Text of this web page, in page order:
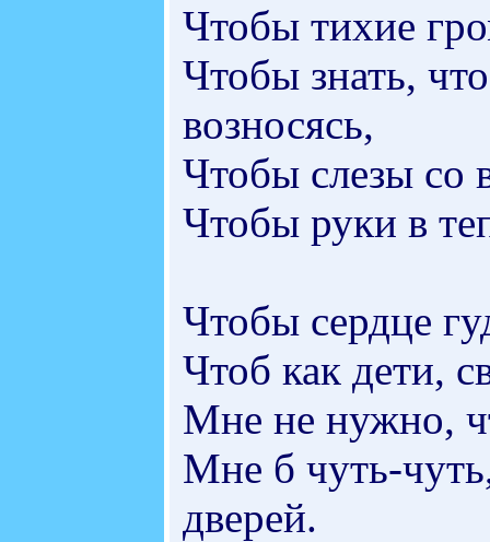
Чтобы тихие
Чтобы знать,
возносясь,
Чтобы слезы со
Чтобы руки в
Чтобы сердце
Чтоб как дети,
Мне не нужно,
Мне б чуть-
дверей.